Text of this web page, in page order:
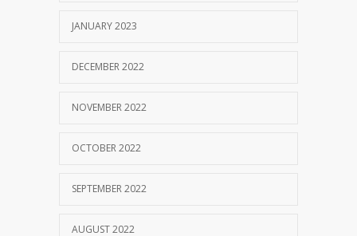
JANUARY 2023
DECEMBER 2022
NOVEMBER 2022
OCTOBER 2022
SEPTEMBER 2022
AUGUST 2022